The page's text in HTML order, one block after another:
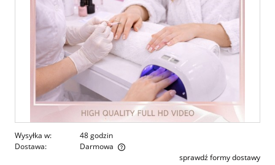
Wysyłka w:
48 godzin
Dostawa:
Darmowa
Cena nie zawiera ewentualnych kosztów płatnościsprawdź formy dostawy